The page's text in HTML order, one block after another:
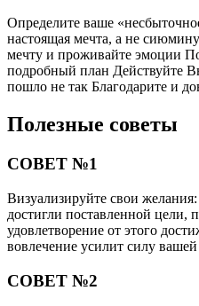
Определите ваше
настоящая мечта, а не
мечту и проживайте эмоции
подробный план Действуйте
пошло не так Благодарите и
Полезные советы
СОВЕТ №1
Визуализируйте свои
достигли поставленной цели,
удовлетворение от этого
вовлечение усилит силу
СОВЕТ №2